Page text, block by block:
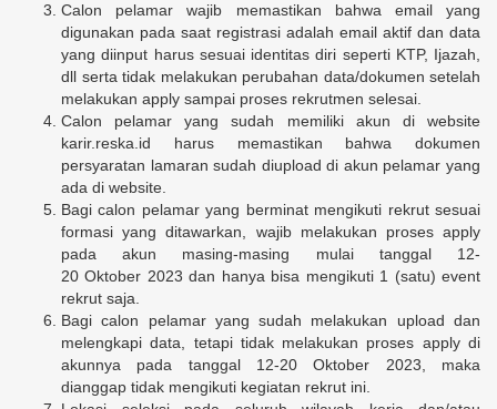
Calon pelamar wajib memastikan bahwa email yang
digunakan pada saat registrasi adalah email aktif dan data
yang diinput harus sesuai identitas diri seperti KTP, Ijazah,
dll serta tidak melakukan perubahan data/dokumen setelah
melakukan apply sampai proses rekrutmen selesai.
Calon pelamar yang sudah memiliki akun di website
karir.reska.id harus memastikan bahwa dokumen
persyaratan lamaran sudah diupload di akun pelamar yang
ada di website.
Bagi calon pelamar yang berminat mengikuti rekrut sesuai
formasi yang ditawarkan, wajib melakukan proses apply
pada akun masing-masing mulai tanggal 12-
20 Oktober 2023 dan hanya bisa mengikuti 1 (satu) event
rekrut saja.
Bagi calon pelamar yang sudah melakukan upload dan
melengkapi data, tetapi tidak melakukan proses apply di
akunnya pada tanggal 12-20 Oktober 2023, maka
dianggap tidak mengikuti kegiatan rekrut ini.